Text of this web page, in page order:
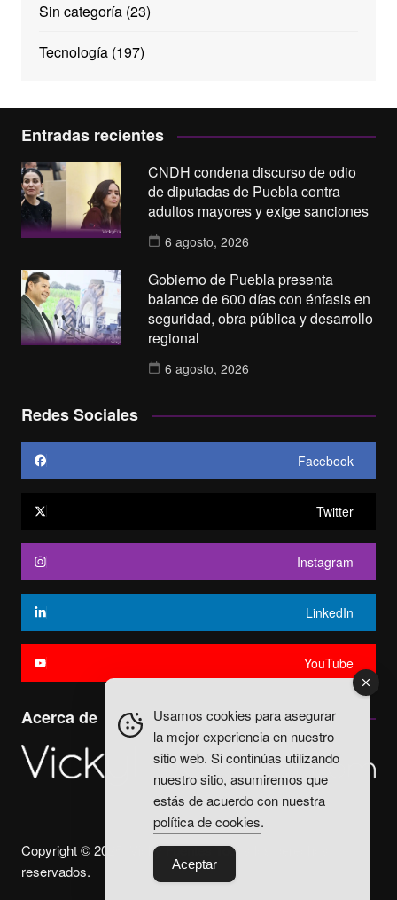
Sin categoría(23)
Tecnología(197)
Entradas recientes
CNDH condena discurso de odio
de diputadas de Puebla contra
adultos mayores y exige sanciones
6 agosto, 2026
Gobierno de Puebla presenta
balance de 600 días con énfasis en
seguridad, obra pública y desarrollo
regional
6 agosto, 2026
Redes Sociales
Facebook
Twitter
Instagram
LinkedIn
YouTube
Acerca de
Copyright © 2025. Vicky Fuentes Todos los derechos
reservados.
Usamos cookies para asegurar
la mejor experiencia en nuestro
sitio web. Si continúas utilizando
nuestro sitio, asumiremos que
estás de acuerdo con nuestra
política de cookies.
Aceptar